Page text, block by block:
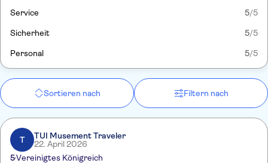
Service 5/5
Sicherheit 5/5
Personal 5/5
Sortieren nach Filtern nach
T
TUI Musement Traveler
22. April 2026
5Vereinigtes Königreich